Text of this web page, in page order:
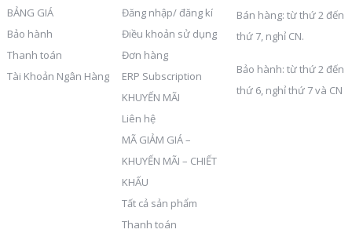
BẢNG GIÁ
Bảo hành
Thanh toán
Tài Khoản Ngân Hàng
Đăng nhập/ đăng kí
Điều khoản sử dụng
Đơn hàng
ERP Subscription
KHUYẾN MÃI
Liên hệ
MÃ GIẢM GIÁ –
KHUYẾN MÃI – CHIẾT
KHẤU
Tất cả sản phẩm
Thanh toán
Bán hàng: từ thứ 2 đến
thứ 7, nghỉ CN.
Bảo hành: từ thứ 2 đến
thứ 6, nghỉ thứ 7 và CN